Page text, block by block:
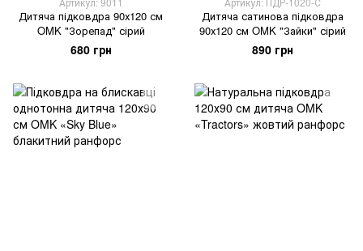
Дитяча підковдра 90х120 см
OMK "Зорепад" сірий
680 грн
Дитяча сатинова підковдра
90х120 см OMK "Зайки" сірий
890 грн